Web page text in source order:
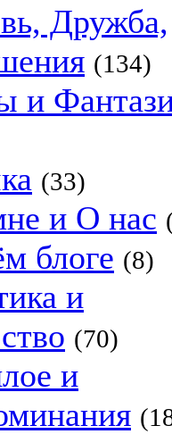
Дружба,
(134)
и
(33)
и О нас
блоге (8)
и
(70)
и